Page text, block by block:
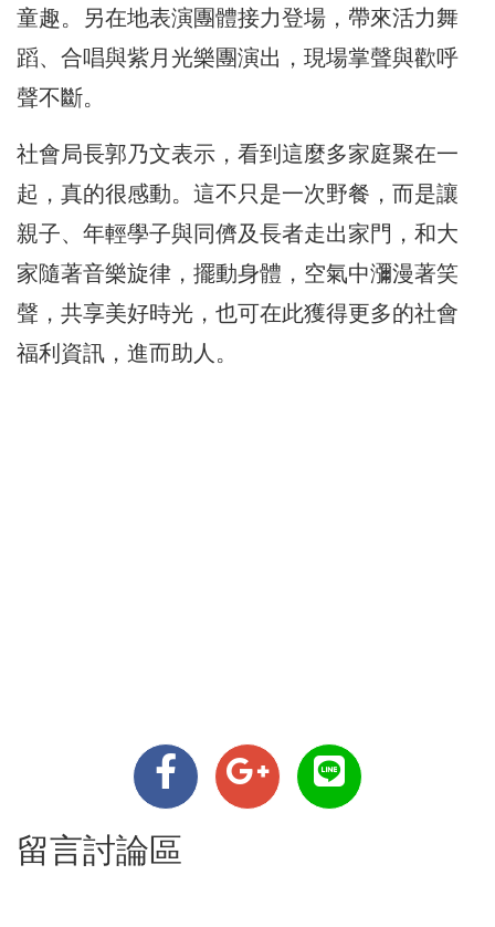
童趣。另在地表演團體接力登場，帶來活力舞
蹈、合唱與紫月光樂團演出，現場掌聲與歡呼
聲不斷。
社會局長郭乃文表示，看到這麼多家庭聚在一
起，真的很感動。這不只是一次野餐，而是讓
親子、年輕學子與同儕及長者走出家門，和大
家隨著音樂旋律，擺動身體，空氣中瀰漫著笑
聲，共享美好時光，也可在此獲得更多的社會
福利資訊，進而助人。
留言討論區